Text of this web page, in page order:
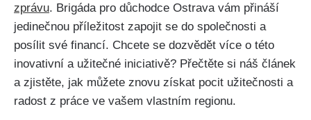
zprávu. Brigáda pro důchodce Ostrava vám přináší
jedinečnou příležitost zapojit se do společnosti a
posílit své financí. Chcete se dozvědět více o této
inovativní a užitečné iniciativě? Přečtěte si náš článek
a zjistěte, jak můžete znovu získat pocit užitečnosti a
radost z práce ve vašem vlastním regionu.